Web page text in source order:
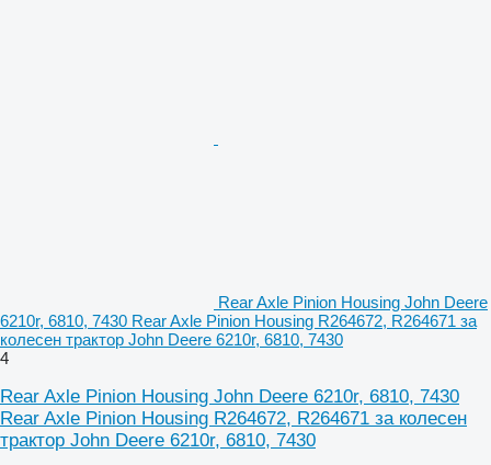
Rear Axle Pinion Housing John Deere
6210r, 6810, 7430 Rear Axle Pinion Housing R264672, R264671 за
колесен трактор John Deere 6210r, 6810, 7430
4
Rear Axle Pinion Housing John Deere 6210r, 6810, 7430
Rear Axle Pinion Housing R264672, R264671 за колесен
трактор John Deere 6210r, 6810, 7430